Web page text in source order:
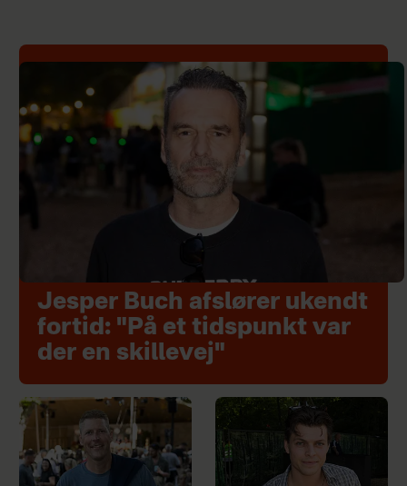
Jesper Buch afslører ukendt
fortid: "På et tidspunkt var
der en skillevej"